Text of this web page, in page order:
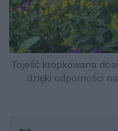
Tojeść kropkowana
dzięki odporności